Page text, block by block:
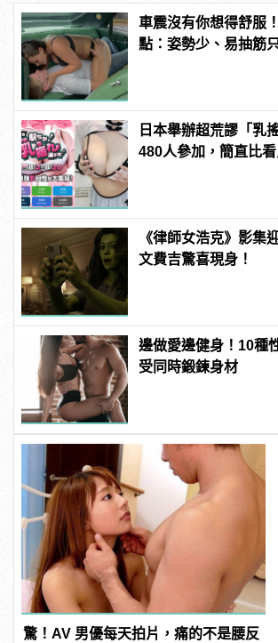
車震沒有你想得舒服
點：姿勢少、易抽筋
日本舉辦超荒謬「乳
480人參加，簡直比看
《律師女浩克》影集
文費吉驚喜現身！
邊做愛邊健身！10種
受同時鍛鍊身材
驚！AV 男優每天拍片，痛的不是腰反